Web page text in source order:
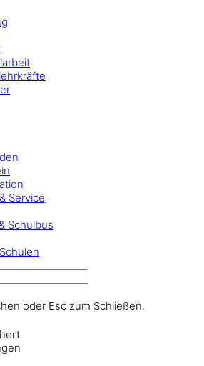
Service
Schulbus
oder Esc zum Schließen.